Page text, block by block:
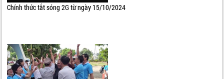
Chính thức tắt sóng 2G từ ngày 15/10/2024